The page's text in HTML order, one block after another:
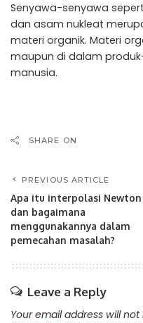
Senyawa-senyawa
dan asam nukleat
materi organik. Materi
maupun di dalam
manusia.
SHARE ON
PREVIOUS ARTICLE
Apa itu interpolasi Newton
dan bagaimana
menggunakannya dalam
pemecahan masalah?
Leave a Reply
Your email address will